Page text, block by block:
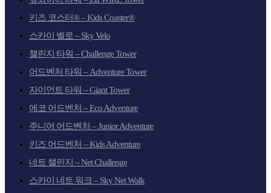
키즈 코스터® – Kids Coaster®
스카이 벨로 – Sky Velo
챌린지 타워 – Challenge Tower
어드벤처 타워 – Adventure Tower
자이언트 타워 – Giant Tower
에코 어드벤처 – Eco Adventure
주니어 어드벤처 – Junior Adventure
키즈 어드벤처 – Kids Adventure
네트 챌린지 – Net Challenge
스카이 네트 워크 – Sky Net Walk